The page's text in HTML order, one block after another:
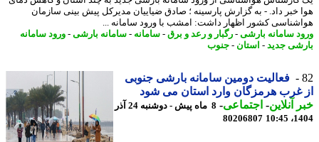
خبر داد. - به گزارش پارسینه ؛ صادق ضیاییان مدیرکل پیش بینی سازمان
کشور اظهار داشت: امشب با ورود سامانه ...
سامانه بارشی -رگبار و رعد و برق - سامانه-سامانه بارشی -ورود سامانه
جدید-استان-جنوب
فعالیت دومین سامانه بارشی جنوبی
غرب هرمزگان وارد استان می شود
آنلاین-اجتماعی-
8 ماه پیش - دوشنبه 24 آذر
80206807